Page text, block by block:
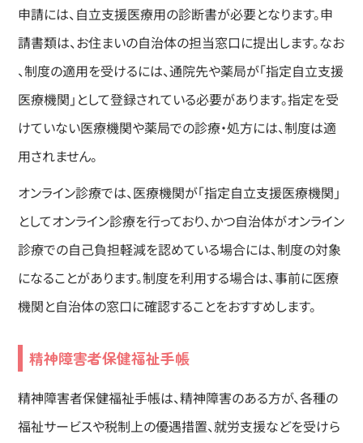
申請には、自立支援医療用の診断書が必要となります。申
請書類は、お住まいの自治体の担当窓口に提出します。なお
、制度の適用を受けるには、通院先や薬局が「指定自立支援
医療機関」として登録されている必要があります。指定を受
けていない医療機関や薬局での診療・処方には、制度は適
用されません。
オンライン診療では、医療機関が「指定自立支援医療機関」
としてオンライン診療を行っており、かつ自治体がオンライン
診療での自己負担軽減を認めている場合には、制度の対象
になることがあります。制度を利用する場合は、事前に医療
機関と自治体の窓口に確認することをおすすめします。
精神障害者保健福祉手帳
精神障害者保健福祉手帳は、精神障害のある方が、各種の
福祉サービスや税制上の優遇措置、就労支援などを受けら